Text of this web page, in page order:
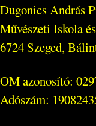
Dugonics András
Művészeti Iskola
6724 Szeged,
OM azonosító:
Adószám: